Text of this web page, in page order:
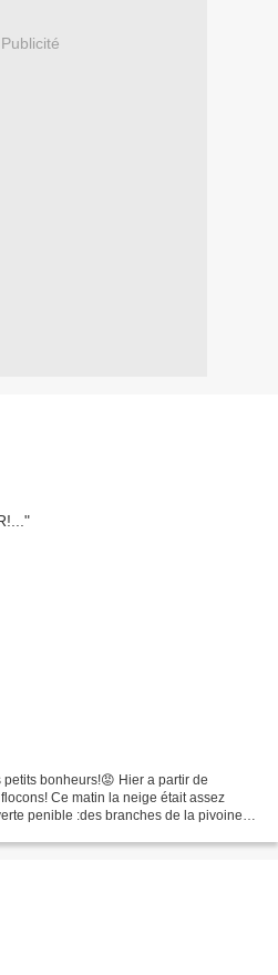
Publicité
bonheurs!😡 Hier a partir de
Ce matin la neige était assez
penible :des branches de la pivoine